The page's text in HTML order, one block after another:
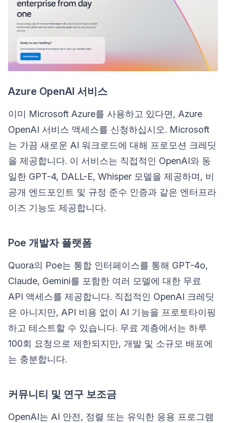
Azure OpenAI 서비스
이미 Microsoft Azure를 사용하고 있다면, Azure
OpenAI 서비스 액세스를 신청하십시오. Microsoft
는 가끔 새로운 AI 워크로드에 대해 프로모션 크레딧
을 제공합니다. 이 서비스는 직접적인 OpenAI와 동
일한 GPT-4, DALL-E, Whisper 모델을 제공하며, 비
공개 엔드포인트 및 규정 준수 인증과 같은 엔터프라
이즈 기능도 제공합니다.
Poe 개발자 플랫폼
Quora의 Poe는 통합 인터페이스를 통해 GPT-4o,
Claude, Gemini를 포함한 여러 모델에 대한 무료
API 액세스를 제공합니다. 직접적인 OpenAI 크레딧
은 아니지만, API 비용 없이 AI 기능을 프로토타이핑
하고 테스트할 수 있습니다. 무료 계층에서는 하루
100회 요청으로 제한되지만, 개발 및 소규모 배포에
는 충분합니다.
커뮤니티 및 연구 보조금
OpenAI는 AI 안전, 정렬 또는 유익한 응용 프로그램